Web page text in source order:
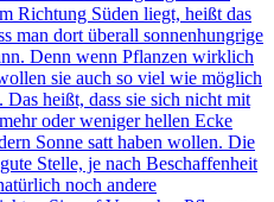
Richtung Süden liegt, heißt das
man dort überall sonnenhungrige
Denn wenn Pflanzen wirklich
sie auch so viel wie möglich
Das heißt, dass sie sich nicht mit
oder weniger hellen Ecke
Sonne satt haben wollen. Die
Stelle, je nach Beschaffenheit
noch andere